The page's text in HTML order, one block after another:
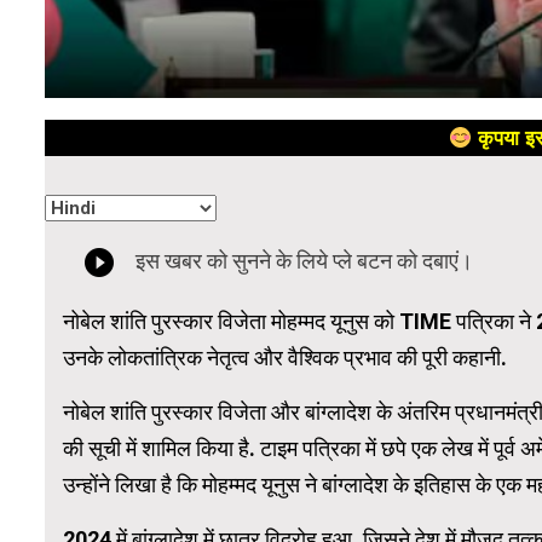
कृपया
नोबेल शांति पुरस्कार विजेता मोहम्मद यूनुस को TIME पत्रिका
उनके लोकतांत्रिक नेतृत्व और वैश्विक प्रभाव की पूरी कहानी.
नोबेल शांति पुरस्कार विजेता और बांग्लादेश के अंतरिम
की सूची में शामिल किया है. टाइम पत्रिका में छपे एक लेख में पूर्व
उन्होंने लिखा है कि मोहम्मद यूनुस ने बांग्लादेश के इतिहास के एक